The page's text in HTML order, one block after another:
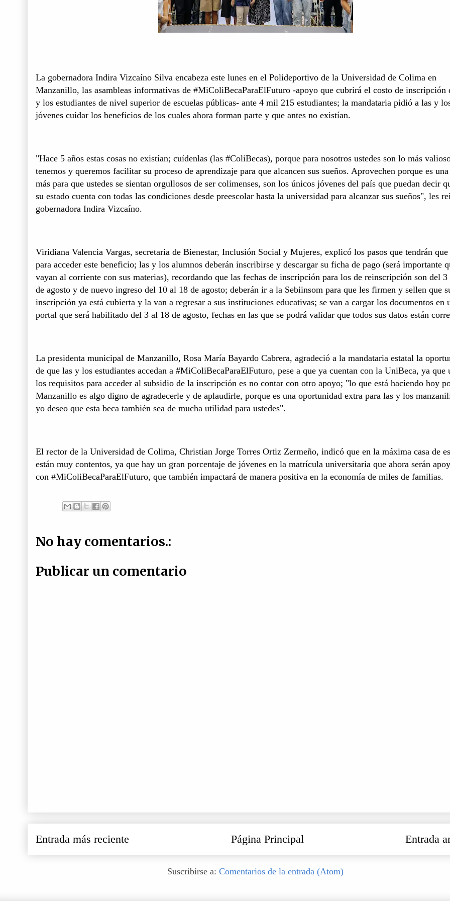
La gobernadora Indira Vizcaíno Silva encabeza este lunes en el Polideportivo de la Universidad de Colima en
Manzanillo, las asambleas informativas de #MiColiBecaParaElFuturo -apoyo que cubrirá el costo de inscripción
y los estudiantes de nivel superior de escuelas públicas- ante 4 mil 215 estudiantes; la mandataria pidió a las y
jóvenes cuidar los beneficios de los cuales ahora forman parte y que antes no existían.
"Hace 5 años estas cosas no existían; cuídenlas (las #ColiBecas), porque para nosotros ustedes son lo más
tenemos y queremos facilitar su proceso de aprendizaje para que alcancen sus sueños. Aprovechen porque es
más para que ustedes se sientan orgullosos de ser colimenses, son los únicos jóvenes del país que puedan decir
su estado cuenta con todas las condiciones desde preescolar hasta la universidad para alcanzar sus sueños", les
gobernadora Indira Vizcaíno.
Viridiana Valencia Vargas, secretaria de Bienestar, Inclusión Social y Mujeres, explicó los pasos que tendrán
para acceder este beneficio; las y los alumnos deberán inscribirse y descargar su ficha de pago (será importante
vayan al corriente con sus materias), recordando que las fechas de inscripción para los de reinscripción son del
de agosto y de nuevo ingreso del 10 al 18 de agosto; deberán ir a la Sebiinsom para que les firmen y sellen que
inscripción ya está cubierta y la van a regresar a sus instituciones educativas; se van a cargar los documentos en
portal que será habilitado del 3 al 18 de agosto, fechas en las que se podrá validar que todos sus datos están
La presidenta municipal de Manzanillo, Rosa María Bayardo Cabrera, agradeció a la mandataria estatal la
de que las y los estudiantes accedan a #MiColiBecaParaElFuturo, pese a que ya cuentan con la UniBeca, ya que
los requisitos para acceder al subsidio de la inscripción es no contar con otro apoyo; "lo que está haciendo hoy
Manzanillo es algo digno de agradecerle y de aplaudirle, porque es una oportunidad extra para las y los
yo deseo que esta beca también sea de mucha utilidad para ustedes".
El rector de la Universidad de Colima, Christian Jorge Torres Ortiz Zermeño, indicó que en la máxima casa de
están muy contentos, ya que hay un gran porcentaje de jóvenes en la matrícula universitaria que ahora serán
con #MiColiBecaParaElFuturo, que también impactará de manera positiva en la economía de miles de familias.
No hay comentarios.:
Publicar un comentario
Entrada más reciente Entrada
Página Principal
Suscribirse a: Comentarios de la entrada (Atom)